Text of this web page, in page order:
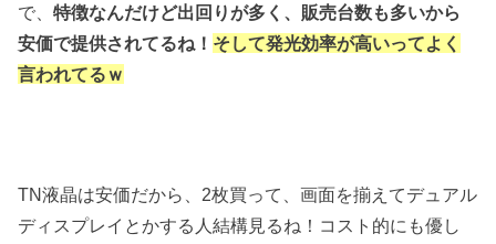
で、特徴なんだけど出回りが多く、販売台数も多いから
安価で提供されてるね！ そして発光効率が高いってよく
言われてるｗ
TN液晶は安価だから、2枚買って、画面を揃えてデュアル
ディスプレイとかする人結構見るね！コスト的にも優し